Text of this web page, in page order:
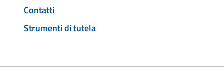
Contatti
Strumenti di tutela